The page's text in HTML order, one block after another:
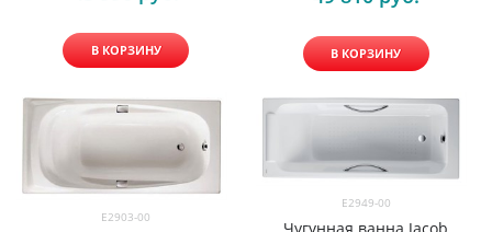
В КОРЗИНУ В КОРЗИНУ
E2903-00
E2949-00